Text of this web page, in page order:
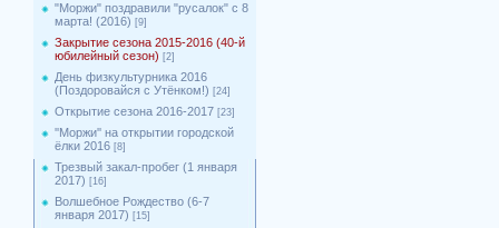
"Моржи" поздравили "русалок" с 8
марта! (2016) [9]
Закрытие сезона 2015-2016 (40-й
юбилейный сезон) [2]
День физкультурника 2016
(Поздоровайся с Утёнком!) [24]
Открытие сезона 2016-2017 [23]
''Моржи'' на открытии городской
ёлки 2016 [8]
Трезвый закал-пробег (1 января
2017) [16]
Волшебное Рождество (6-7
января 2017) [15]